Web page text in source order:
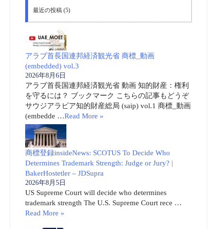
最近の投稿 (5)
アラブ首長国連邦経済観光省 商標_動画
(embedded) vol.3
2026年8月6日
アラブ首長国連邦経済観光省 動画 知的財産：権利
を守るには？ ブックマーク こちらの記事もどうぞ
サウジアラビア知的財産総局 (saip) vol.1 商標_動画
(embedde …Read More »
商標登録insideNews: SCOTUS To Decide Who
Determines Trademark Strength: Judge or Jury? |
BakerHostetler – JDSupra
2026年8月5日
US Supreme Court will decide who determines
trademark strength The U.S. Supreme Court rece …
Read More »